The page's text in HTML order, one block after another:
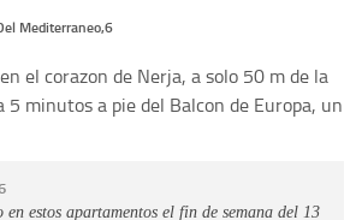
Mediterraneo,6
el corazon de Nerja, a solo 50 m de la
5 minutos a pie del Balcon de Europa, un
en estos apartamentos el fin de semana del 13